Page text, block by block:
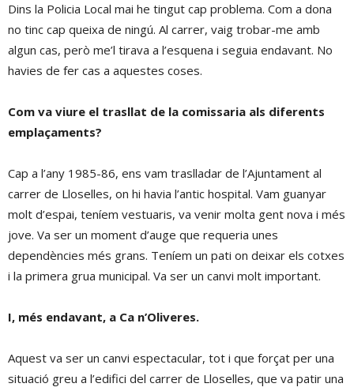
Dins la Policia Local mai he tingut cap problema. Com a dona
no tinc cap queixa de ningú. Al carrer, vaig trobar-me amb
algun cas, però me’l tirava a l’esquena i seguia endavant. No
havies de fer cas a aquestes coses.
Com va viure el trasllat de la comissaria als diferents
emplaçaments?
Cap a l’any 1985-86, ens vam traslladar de l’Ajuntament al
carrer de Lloselles, on hi havia l’antic hospital. Vam guanyar
molt d’espai, teníem vestuaris, va venir molta gent nova i més
jove. Va ser un moment d’auge que requeria unes
dependències més grans. Teníem un pati on deixar els cotxes
i la primera grua municipal. Va ser un canvi molt important.
I, més endavant, a Ca n’Oliveres.
Aquest va ser un canvi espectacular, tot i que forçat per una
situació greu a l’edifici del carrer de Lloselles, que va patir una